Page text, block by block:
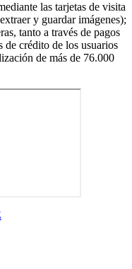
las tarjetas de visita
y guardar imágenes);
tanto a través de pagos
de crédito de los usuarios
de más de 76.000